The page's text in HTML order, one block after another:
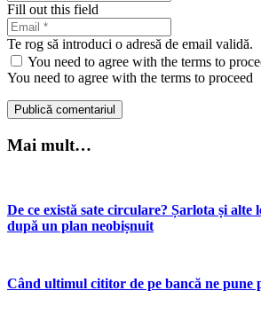
Fill out this field
Te rog să introduci o adresă de email validă.
You need to agree with the terms to
You need to agree with the terms to proceed
Publică comentariul
Mai mult…
De ce există sate circulare? Șarlota și alte
după un plan neobișnuit
Când ultimul cititor de pe bancă ne pune